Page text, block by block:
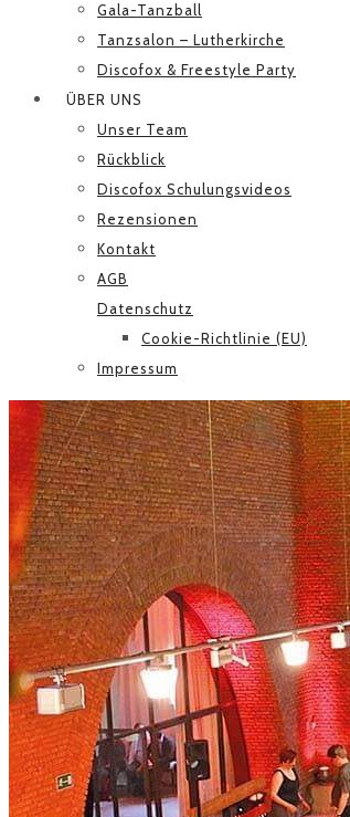
Gala-Tanzball
Tanzsalon – Lutherkirche
Discofox & Freestyle Party
ÜBER UNS
Unser Team
Rückblick
Discofox Schulungsvideos
Rezensionen
Kontakt
AGB
Datenschutz
Cookie-Richtlinie (EU)
Impressum